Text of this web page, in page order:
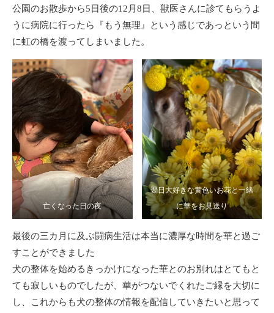
公園のお散歩から5日後の12月8日、獣医さんに診てもらうよ
うに病院に行ったら『もう無理』という感じであっという間
に虹の橋を渡ってしまいました。
亡くなった日の夜
翌日大好きな黄色いお花と一緒
に華をお見送り
最後の三カ月に及ぶ闘病生活は本当に濃厚な時間を華と過ご
すことができました
犬の整体を始めるきっかけになった華とのお別れはとてもと
ても寂しいものでしたが、華がつないでくれたご縁を大切に
し、これからも犬の整体の情報を配信していきたいと思って